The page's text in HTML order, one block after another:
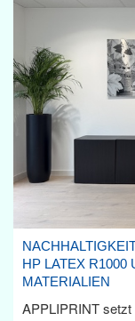
HP LATEX R1000
MATERIALIEN
APPLIPRINT